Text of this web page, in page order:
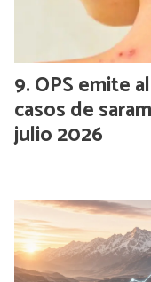
OPS emite
casos de
julio 2026